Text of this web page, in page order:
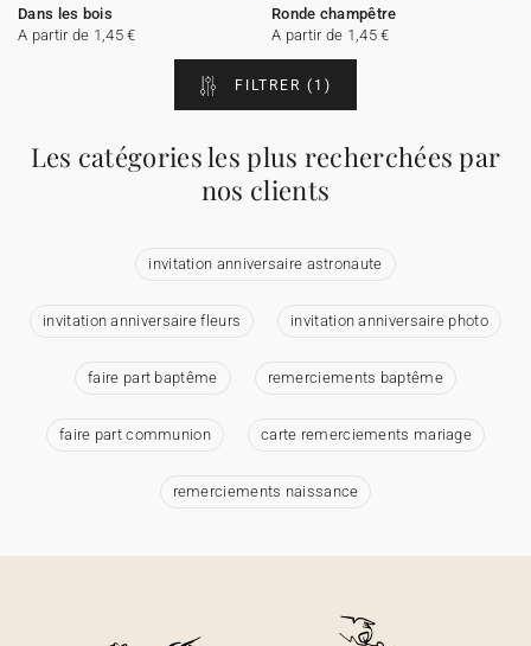
Dans les bois
A partir de 1,45 €
Ronde champêtre
A partir de 1,45 €
FILTRER (1)
Les catégories les plus recherchées par
nos clients
invitation anniversaire astronaute
invitation anniversaire fleurs invitation anniversaire photo
faire part baptême remerciements baptême
faire part communion carte remerciements mariage
remerciements naissance